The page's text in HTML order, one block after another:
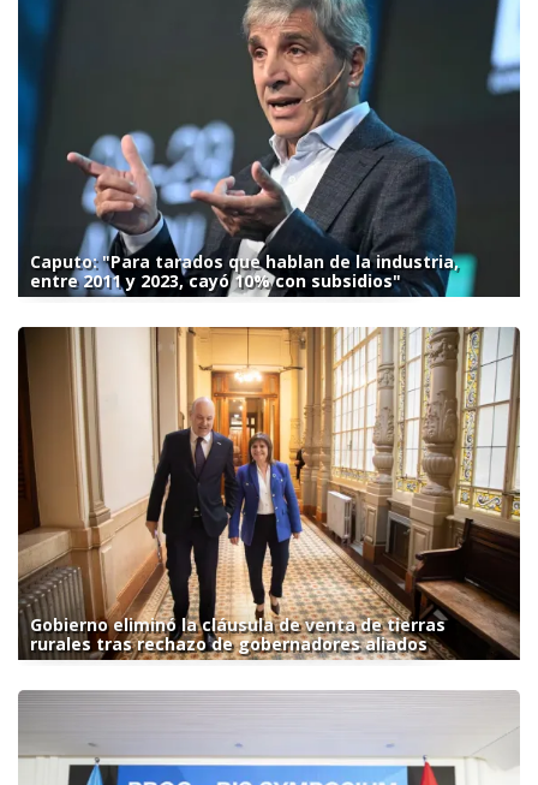
Caputo: "Para tarados que hablan de la industria,
entre 2011 y 2023, cayó 10% con subsidios"
Gobierno eliminó la cláusula de venta de tierras
rurales tras rechazo de gobernadores aliados